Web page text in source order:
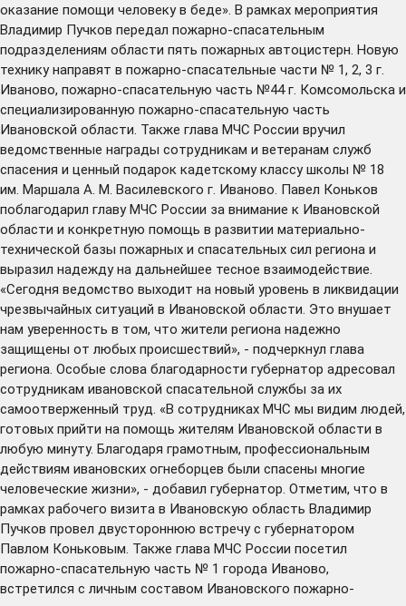
оказание помощи человеку в беде». В рамках мероприятия
Владимир Пучков передал пожарно-спасательным
подразделениям области пять пожарных автоцистерн. Новую
технику направят в пожарно-спасательные части № 1, 2, 3 г.
Иваново, пожарно-спасательную часть №44 г. Комсомольска и
специализированную пожарно-спасательную часть
Ивановской области. Также глава МЧС России вручил
ведомственные награды сотрудникам и ветеранам служб
спасения и ценный подарок кадетскому классу школы № 18
им. Маршала А. М. Василевского г. Иваново. Павел Коньков
поблагодарил главу МЧС России за внимание к Ивановской
области и конкретную помощь в развитии материально-
технической базы пожарных и спасательных сил региона и
выразил надежду на дальнейшее тесное взаимодействие.
«Сегодня ведомство выходит на новый уровень в ликвидации
чрезвычайных ситуаций в Ивановской области. Это внушает
нам уверенность в том, что жители региона надежно
защищены от любых происшествий», - подчеркнул глава
региона. Особые слова благодарности губернатор адресовал
сотрудникам ивановской спасательной службы за их
самоотверженный труд. «В сотрудниках МЧС мы видим людей,
готовых прийти на помощь жителям Ивановской области в
любую минуту. Благодаря грамотным, профессиональным
действиям ивановских огнеборцев были спасены многие
человеческие жизни», - добавил губернатор. Отметим, что в
рамках рабочего визита в Ивановскую область Владимир
Пучков провел двустороннюю встречу с губернатором
Павлом Коньковым. Также глава МЧС России посетил
пожарно-спасательную часть № 1 города Иваново,
встретился с личным составом Ивановского пожарно-